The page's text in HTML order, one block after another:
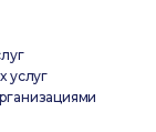
услуг